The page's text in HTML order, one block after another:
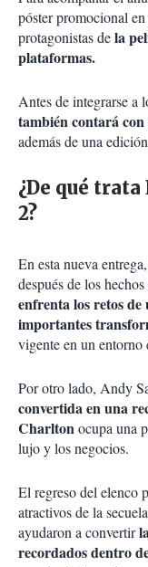
póster promocional
protagonistas dela
plataformas.
Antes de integrarse a
también contará
además de una
¿De qué
2?
En esta nueva
después de los
enfrenta los retos
importantes
vigente en un entorno
Por otro lado, Andy
convertida en una
Charltonocupa una
lujo y los negocios.
El regreso del elenco
atractivos de la
ayudaron a convertir
recordados dentro